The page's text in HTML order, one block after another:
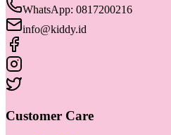
WhatsApp: 0817200216
info@kiddy.id
Customer Care